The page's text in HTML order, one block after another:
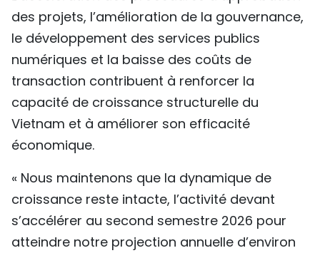
des projets, l’amélioration de la gouvernance,
le développement des services publics
numériques et la baisse des coûts de
transaction contribuent à renforcer la
capacité de croissance structurelle du
Vietnam et à améliorer son efficacité
économique.
« Nous maintenons que la dynamique de
croissance reste intacte, l’activité devant
s’accélérer au second semestre 2026 pour
atteindre notre projection annuelle d’environ